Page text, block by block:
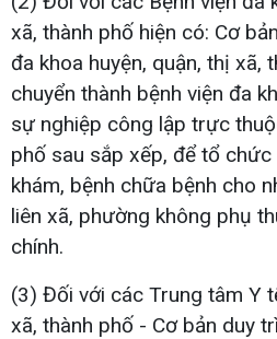
xã, thành phố hiện có: Cơ
đa khoa huyện, quận, thị xã,
chuyển thành bệnh viện đa
sự nghiệp công lập trực
phố sau sắp xếp, để tổ
khám, bệnh chữa bệnh cho
liên xã, phường không phụ
chính.
(3) Đối với các Trung tâm Y
xã, thành phố - Cơ bản duy